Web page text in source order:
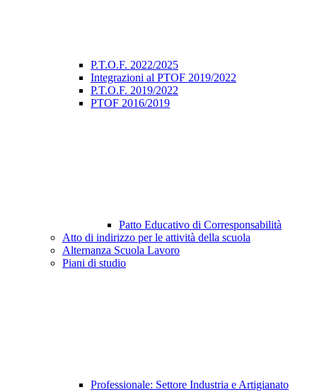
P.T.O.F. 2022/2025
Integrazioni al PTOF 2019/2022
P.T.O.F. 2019/2022
PTOF 2016/2019
Patto Educativo di Corresponsabilità
Atto di indirizzo per le attività della scuola
Alternanza Scuola Lavoro
Piani di studio
Professionale: Settore Industria e Artigianato